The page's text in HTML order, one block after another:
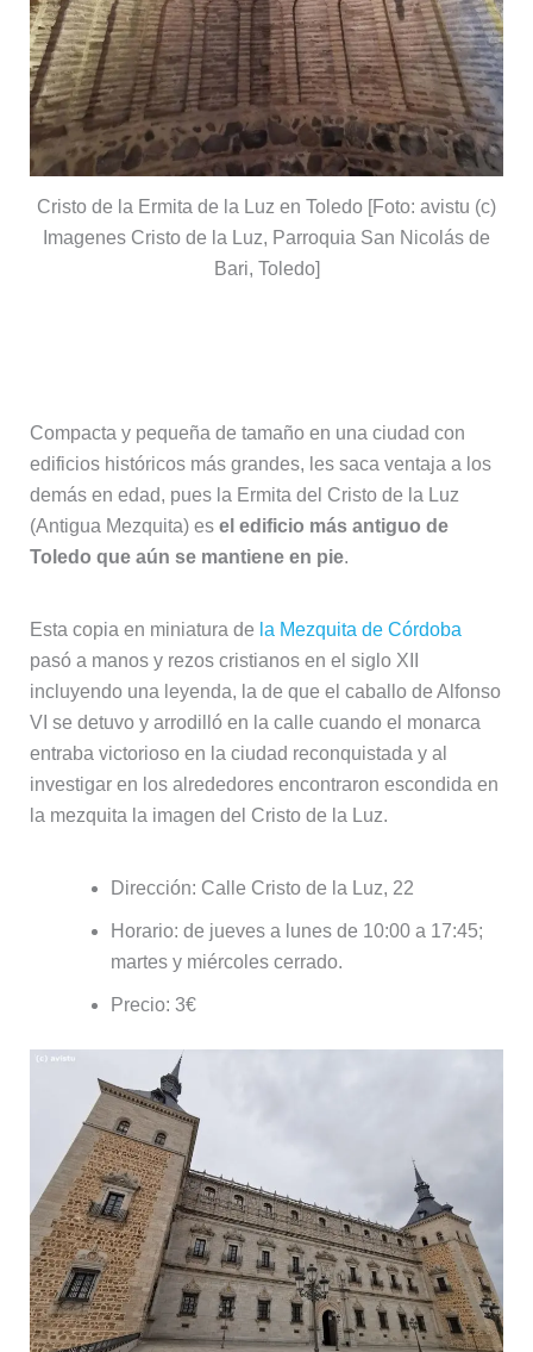
Cristo de la Ermita de la Luz en Toledo [Foto: avistu (c)
Imagenes Cristo de la Luz, Parroquia San Nicolás de
Bari, Toledo]
Compacta y pequeña de tamaño en una ciudad con
edificios históricos más grandes, les saca ventaja a los
demás en edad, pues la Ermita del Cristo de la Luz
(Antigua Mezquita) es el edificio más antiguo de
Toledo que aún se mantiene en pie.
Esta copia en miniatura de la Mezquita de Córdoba
pasó a manos y rezos cristianos en el siglo XII
incluyendo una leyenda, la de que el caballo de Alfonso
VI se detuvo y arrodilló en la calle cuando el monarca
entraba victorioso en la ciudad reconquistada y al
investigar en los alrededores encontraron escondida en
la mezquita la imagen del Cristo de la Luz.
Dirección: Calle Cristo de la Luz, 22
Horario: de jueves a lunes de 10:00 a 17:45;
martes y miércoles cerrado.
Precio: 3€